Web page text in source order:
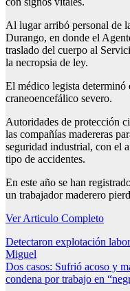
Al lugar arribó personal de
Durango, en donde el
traslado del cuerpo al
la necropsia de ley.
El médico legista determinó
craneoencefálico severo.
Autoridades de protección
las compañías madereras
seguridad industrial, con el
tipo de accidentes.
En este año se han
un trabajador maderero
Ver Articulo Completo
Navegación
de
entradas
Detectaron explotación
Miguel
Dos casos: Sufrió acoso y
condena por trabajo en